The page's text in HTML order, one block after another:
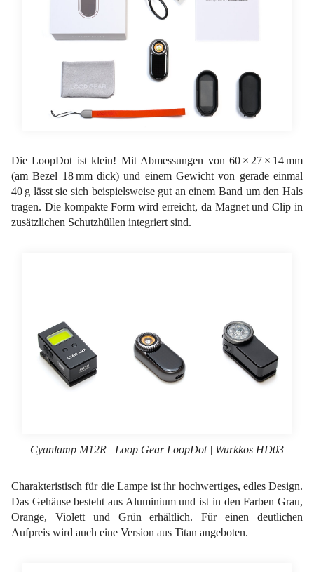
Die LoopDot ist klein! Mit Abmessungen von 60 × 27 × 14 mm
(am Bezel 18 mm dick) und einem Gewicht von gerade einmal
40 g lässt sie sich beispielsweise gut an einem Band um den Hals
tragen. Die kompakte Form wird erreicht, da Magnet und Clip in
zusätzlichen Schutzhüllen integriert sind.
Cyanlamp M12R | Loop Gear LoopDot | Wurkkos HD03
Charakteristisch für die Lampe ist ihr hochwertiges, edles Design.
Das Gehäuse besteht aus Aluminium und ist in den Farben Grau,
Orange, Violett und Grün erhältlich. Für einen deutlichen
Aufpreis wird auch eine Version aus Titan angeboten.